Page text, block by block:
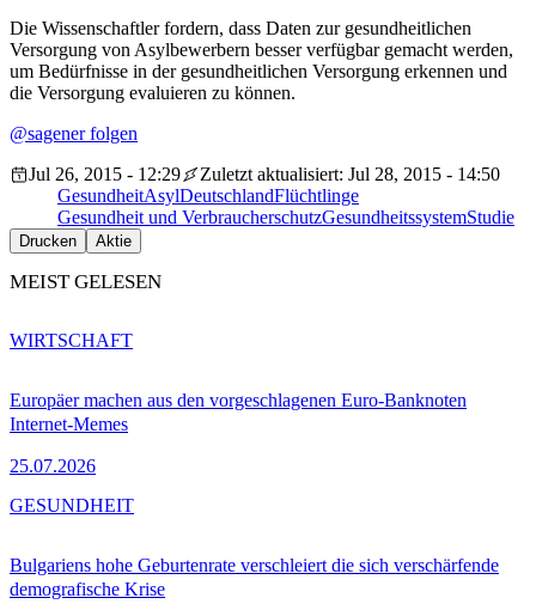
Die Wissenschaftler fordern, dass Daten zur gesundheitlichen
Versorgung von Asylbewerbern besser verfügbar gemacht werden,
um Bedürfnisse in der gesundheitlichen Versorgung erkennen und
die Versorgung evaluieren zu können.
@sagener folgen
Jul 26, 2015 - 12:29
Zuletzt aktualisiert: Jul 28, 2015 - 14:50
GesundheitAsylDeutschlandFlüchtlinge
Gesundheit und VerbraucherschutzGesundheitssystemStudie
Drucken Aktie
MEIST GELESEN
Europäer machen aus den vorgeschlagenen Euro-Banknoten
Internet-Memes
25.07.2026
WIRTSCHAFT
Bulgariens hohe Geburtenrate verschleiert die sich verschärfende
demografische Krise
GESUNDHEIT